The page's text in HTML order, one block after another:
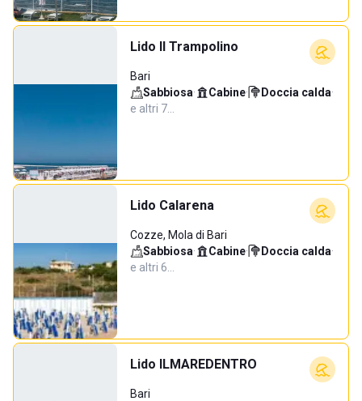
Lido Il Trampolino
Bari
Sabbiosa· Cabine· Doccia calda·
e altri 7…
Lido Calarena
Cozze, Mola di Bari
Sabbiosa· Cabine· Doccia calda·
e altri 6…
Lido ILMAREDENTRO
Bari